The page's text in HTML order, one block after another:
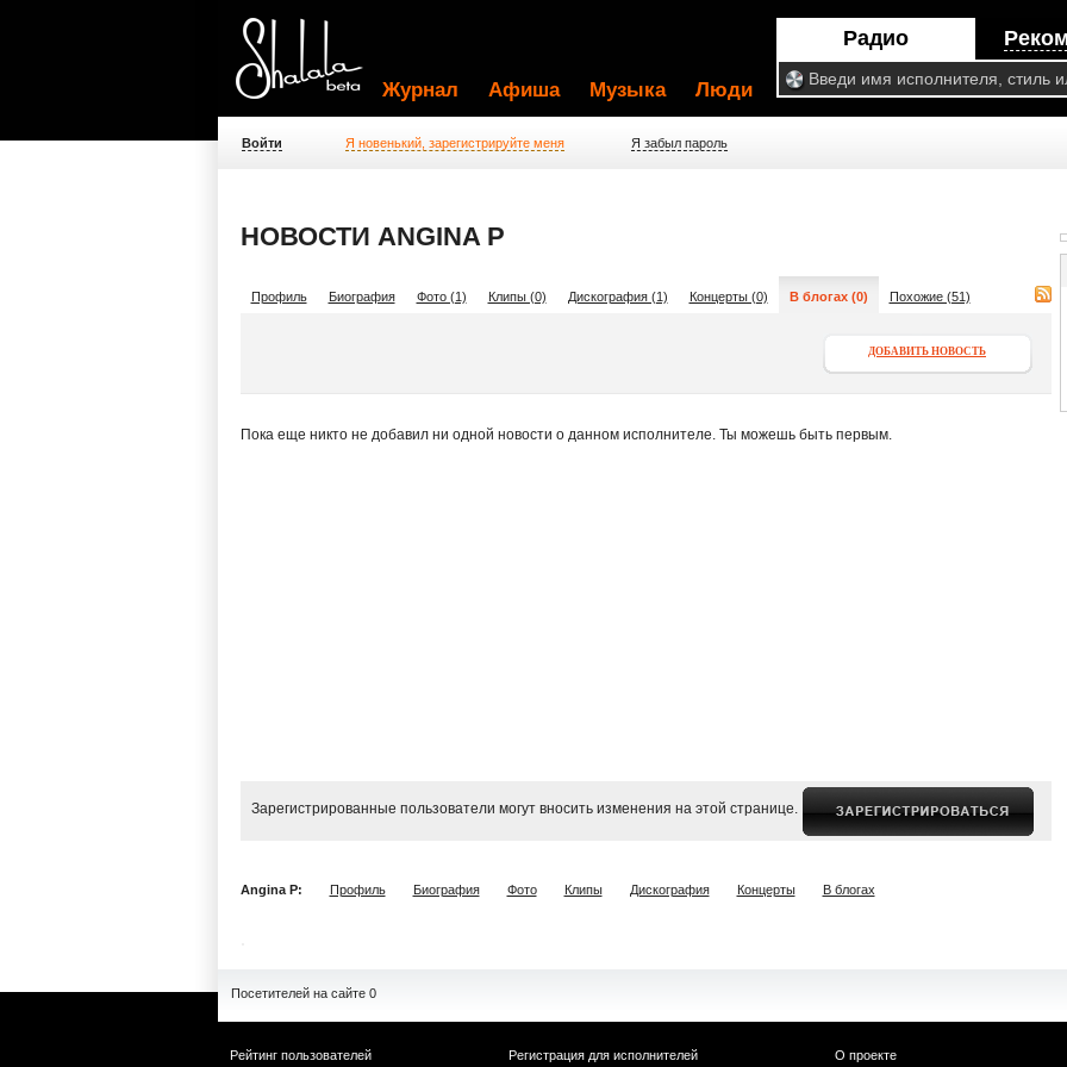
Радио
Журнал Афиша Музыка Люди
Войти Я новенький, зарегистрируйте меня Я забыл пароль
НОВОСТИ ANGINA P
Профиль Биография Фото (1) Клипы (0) Дискография (1) Концерты (0) В блогах (0) Похожие (51)
ДОБАВИТЬ НОВОСТЬ
Пока еще никто не добавил ни одной новости о данном исполнителе. Ты можешь быть первым.
Зарегистрированные пользователи могут вносить изменения на этой странице.
Angina P: Профиль Биография Фото Клипы Дискография Концерты В блогах
Посетителей на сайте 0
Рейтинг пользователей
Регистрация для исполнителей
О проекте